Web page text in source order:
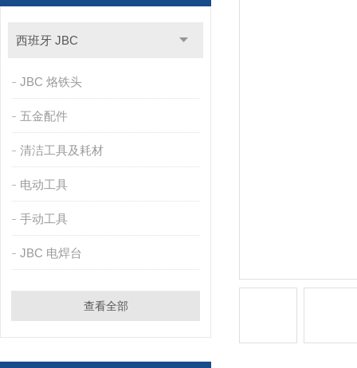
西班牙 JBC
JBC 烙铁头
五金配件
清洁工具及耗材
电动工具
手动工具
JBC 电焊台
查看全部